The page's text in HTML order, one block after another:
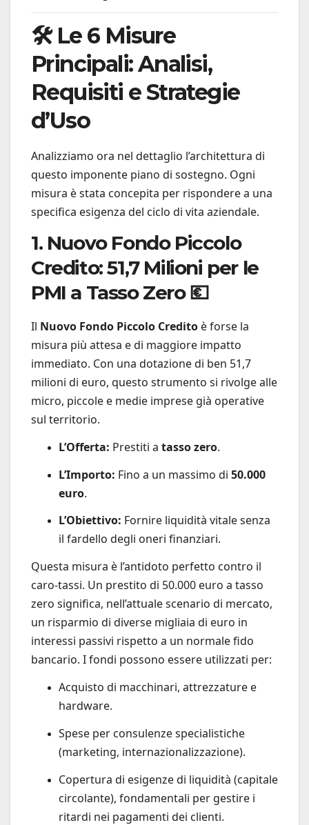
🛠️ Le 6 Misure
Principali: Analisi,
Requisiti e Strategie
d’Uso
Analizziamo ora nel dettaglio l’architettura di
questo imponente piano di sostegno. Ogni
misura è stata concepita per rispondere a una
specifica esigenza del ciclo di vita aziendale.
1. Nuovo Fondo Piccolo
Credito: 51,7 Milioni per le
PMI a Tasso Zero 💶
Il Nuovo Fondo Piccolo Credito è forse la
misura più attesa e di maggiore impatto
immediato. Con una dotazione di ben 51,7
milioni di euro, questo strumento si rivolge alle
micro, piccole e medie imprese già operative
sul territorio.
L’Offerta: Prestiti a tasso zero.
L’Importo: Fino a un massimo di 50.000
euro.
L’Obiettivo: Fornire liquidità vitale senza
il fardello degli oneri finanziari.
Questa misura è l’antidoto perfetto contro il
caro-tassi. Un prestito di 50.000 euro a tasso
zero significa, nell’attuale scenario di mercato,
un risparmio di diverse migliaia di euro in
interessi passivi rispetto a un normale fido
bancario. I fondi possono essere utilizzati per:
Acquisto di macchinari, attrezzature e
hardware.
Spese per consulenze specialistiche
(marketing, internazionalizzazione).
Copertura di esigenze di liquidità (capitale
circolante), fondamentali per gestire i
ritardi nei pagamenti dei clienti.